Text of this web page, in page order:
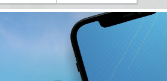
Por favor, aguarde...